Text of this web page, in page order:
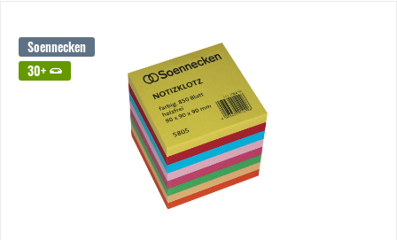
Soennecken
30+